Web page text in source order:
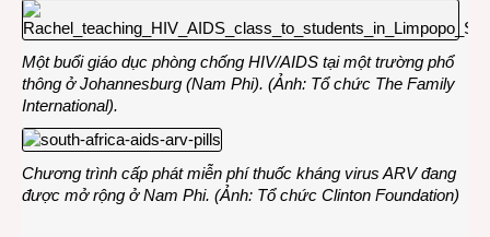
Một buổi giáo dục phòng chống HIV/AIDS tại một trường phổ
thông ở Johannesburg (Nam Phi). (Ảnh: Tổ chức The Family
International).
Chương trình cấp phát miễn phí thuốc kháng virus ARV đang
được mở rộng ở Nam Phi. (Ảnh: Tổ chức Clinton Foundation)